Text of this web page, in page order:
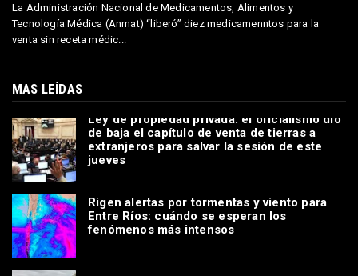
La Administración Nacional de Medicamentos, Alimentos y
Tecnología Médica (Anmat) “liberó” diez medicamenntos para la
venta sin receta médic...
MAS LEÍDAS
Ley de propiedad privada: el oficialismo dio
de baja el capítulo de venta de tierras a
extranjeros para salvar la sesión de este
jueves
Rigen alertas por tormentas y viento para
Entre Ríos: cuándo se esperan los
fenómenos más intensos